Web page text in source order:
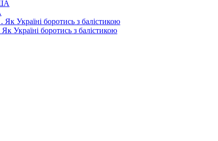
Україні боротись з балістикою